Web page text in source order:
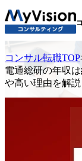
コンサル転職TOP
電通総研の年収
や高い理由を解説